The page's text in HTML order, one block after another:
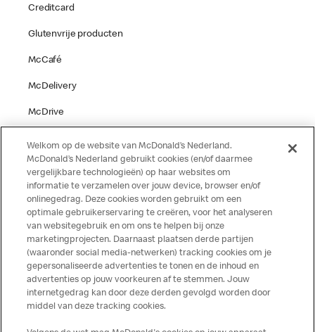
Creditcard
Glutenvrije producten
McCafé
McDelivery
McDrive
Speelgelegenheid
Terras
Meer over dit restaurant
Welkom op de website van McDonald’s Nederland.
McDonald’s Nederland gebruikt cookies (en/of daarmee
vergelijkbare technologieën) op haar websites om
informatie te verzamelen over jouw device, browser en/of
onlinegedrag. Deze cookies worden gebruikt om een
optimale gebruikerservaring te creëren, voor het analyseren
van websitegebruik en om ons te helpen bij onze
marketingprojecten. Daarnaast plaatsen derde partijen
(waaronder social media-netwerken) tracking cookies om je
gepersonaliseerde advertenties te tonen en de inhoud en
advertenties op jouw voorkeuren af te stemmen. Jouw
internetgedrag kan door deze derden gevolgd worden door
middel van deze tracking cookies.